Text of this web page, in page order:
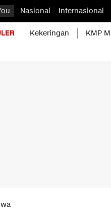
Nasional Internasional
Kekeringan KMP